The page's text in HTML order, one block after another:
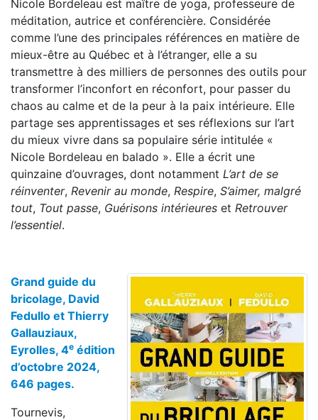
Nicole Bordeleau est maître de yoga, professeure de
méditation, autrice et conférencière. Considérée
comme l’une des principales références en matière de
mieux-être au Québec et à l’étranger, elle a su
transmettre à des milliers de personnes des outils pour
transformer l’inconfort en réconfort, pour passer du
chaos au calme et de la peur à la paix intérieure. Elle
partage ses apprentissages et ses réflexions sur l’art
du mieux vivre dans sa populaire série intitulée «
Nicole Bordeleau en balado ». Elle a écrit une
quinzaine d’ouvrages, dont notamment L’art de se
réinventer, Revenir au monde, Respire, S’aimer, malgré
tout, Tout passe, Guérisons intérieures et Retrouver
l’essentiel.
Grand guide du
bricolage, David
Fedullo et Thierry
Gallauziaux,
Eyrolles, 4e édition
d’octobre 2024,
646 pages.
Tournevis,